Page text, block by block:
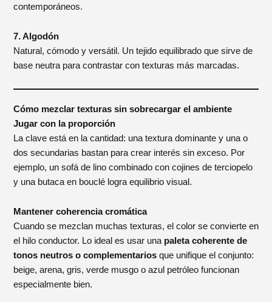
contemporáneos.
7. Algodón
Natural, cómodo y versátil. Un tejido equilibrado que sirve de
base neutra para contrastar con texturas más marcadas.
Cómo mezclar texturas sin sobrecargar el ambiente
Jugar con la proporción
La clave está en la cantidad: una textura dominante y una o
dos secundarias bastan para crear interés sin exceso. Por
ejemplo, un sofá de lino combinado con cojines de terciopelo
y una butaca en bouclé logra equilibrio visual.
Mantener coherencia cromática
Cuando se mezclan muchas texturas, el color se convierte en
el hilo conductor. Lo ideal es usar una paleta coherente de
tonos neutros o complementarios que unifique el conjunto:
beige, arena, gris, verde musgo o azul petróleo funcionan
especialmente bien.